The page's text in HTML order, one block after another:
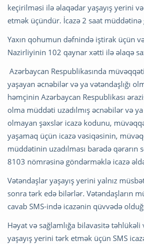
keçirilməsi ilə əlaqədar yaşayış yerini
etmək üçündür. İcazə 2 saat
Yaxın qohumun dəfnində iştirak üçün
Nazirliyinin 102 qaynar xətti ilə əlaqə
Azərbaycan Respublikasında
yaşayan əcnəbilər və ya vətəndaşlığı
həmçinin Azərbaycan Respublikası
olma müddəti uzadılmış əcnəbilər və ya
olmayan şəxslər icazə kodunu,
yaşamaq üçün icazə vəsiqəsinin,
müddətinin uzadılması barədə qərarın
8103 nömrəsinə göndərməklə icazə
Vətəndaşlar yaşayış yerini yalnız
sonra tərk edə bilərlər. Vətəndaşların
cavab SMS-ində icazənin qüvvədə
Həyat və sağlamlığa bilavasitə təhlükəli
yaşayış yerini tərk etmək üçün SMS